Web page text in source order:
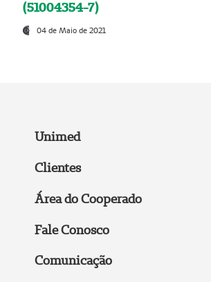
(51004354-7)
04 de Maio de 2021
Unimed
Clientes
Área do Cooperado
Fale Conosco
Comunicação